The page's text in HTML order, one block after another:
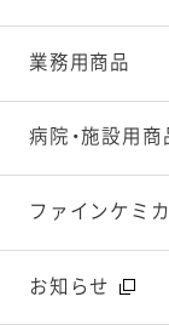
レシピラン
レシピ動画
今日のレシ
オープンキ
深谷テラ
おたのしみ
広告ギャラ
よくお寄せ
お客様の声
Qummy
キユーピー
業務用商品
病院・施設用商
ファインケミ
お知らせ